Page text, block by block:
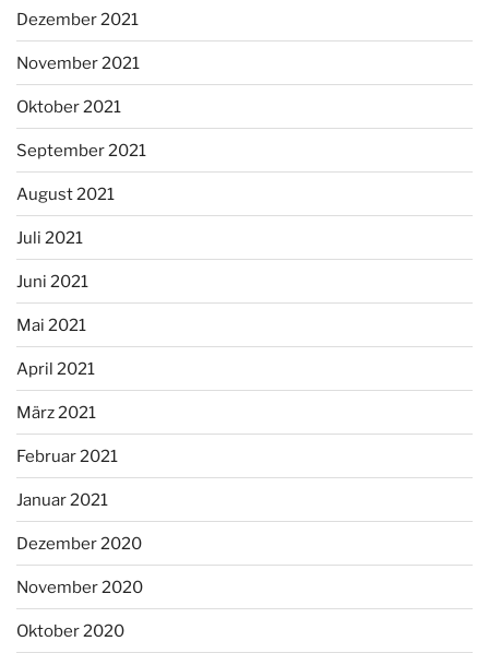
Dezember 2021
November 2021
Oktober 2021
September 2021
August 2021
Juli 2021
Juni 2021
Mai 2021
April 2021
März 2021
Februar 2021
Januar 2021
Dezember 2020
November 2020
Oktober 2020